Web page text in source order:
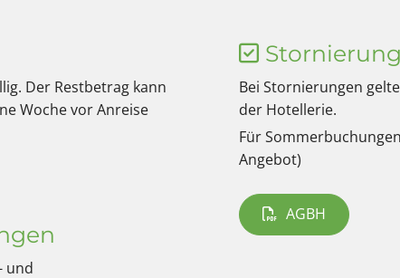
Der Restbetrag kann
Woche vor Anreise
und
 Stornierung
Bei Stornierungen
der Hotellerie.
Für
Angebot)
AGBH